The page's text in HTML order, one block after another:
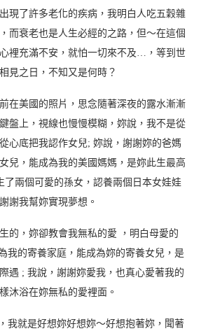
現了許多老化的疾病，我明白人吃五穀雜
而衰老也是人生必經的之路，但～在這個
裡充滿不安，就怕一切來不及…，等到世
見之日，不知又是何時？
在美國的照片，思念隨著深夜的露水漸漸
盤上，視線也慢慢模糊，妳說，我不是從
心底把我認作女兒; 妳說，謝謝妳的爸媽
兒，能成為我的美國媽媽，是妳此生最高
了兩個可愛的孫女，認養兩個日本女娃娃
謝我幫妳實現夢想。
的，妳卻教會我無私的愛 ，明白母愛的
我的寄養家庭，能成為妳的寄養女兒，是
遇 ; 我說，謝謝妳愛我，也真心愛著我的
沐浴在妳無私的愛裡面。
我就是好想妳好想妳～好想抱著妳，聞著